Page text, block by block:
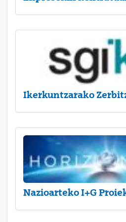
Ikerkuntzarako
Nazioarteko I+G